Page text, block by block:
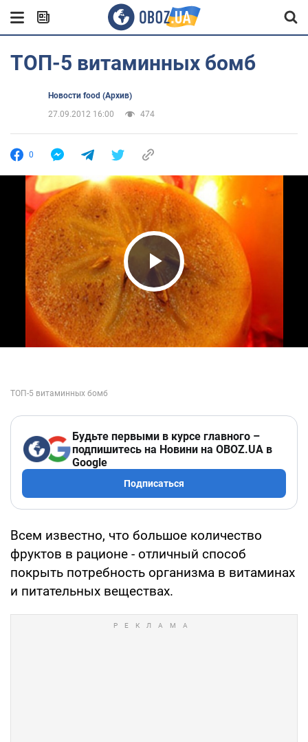
ТОП-5 витаминных бомб
Новости food (Архив)
27.09.2012 16:00
474
0
Play Video
Будьте первыми в курсе главного –
подпишитесь на Новини на OBOZ.UA в
Google
Подписаться
Всем известно, что большое количество
фруктов в рационе - отличный способ
покрыть потребность организма в витаминах
и питательных веществах.